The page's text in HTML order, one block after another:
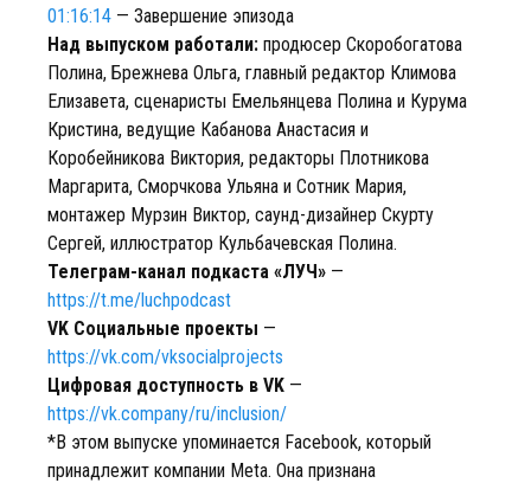
01:16:14 — Завершение эпизода
Над выпуском работали: продюсер Скоробогатова
Полина, Брежнева Ольга, главный редактор Климова
Елизавета, сценаристы Емельянцева Полина и Курума
Кристина, ведущие Кабанова Анастасия и
Коробейникова Виктория, редакторы Плотникова
Маргарита, Сморчкова Ульяна и Сотник Мария,
монтажер Мурзин Виктор, саунд-дизайнер Скурту
Сергей, иллюстратор Кульбачевская Полина.
Телеграм-канал подкаста «ЛУЧ» —
https://t.me/luchpodcast
VK Социальные проекты —
https://vk.com/vksocialprojects
Цифровая доступность в VK —
https://vk.company/ru/inclusion/
*В этом выпуске упоминается Facebook, который
принадлежит компании Meta. Она признана